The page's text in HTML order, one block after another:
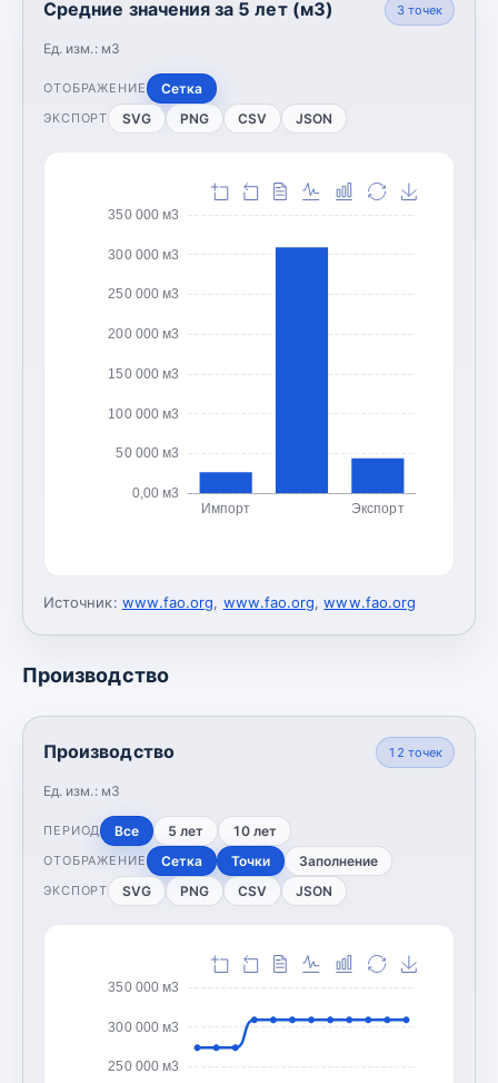
Средние значения за 5 лет (м3)
Ед. изм.: м3
3точек
ОТОБРАЖЕНИЕ Сетка
ЭКСПОРТ SVG PNG CSV JSON
0,00 м3
50 000 м3
100 000 м3
150 000 м3
200 000 м3
250 000 м3
300 000 м3
350 000 м3
Импорт Экспорт
Источник: www.fao.org, www.fao.org,www.fao.org
Производство
Производство
Ед. изм.: м3
12 точек
ПЕРИОД Все 5 лет 10 лет
ОТОБРАЖЕНИЕ Сетка Точки Заполнение
ЭКСПОРТ SVG PNG CSV JSON
250 000 м3
300 000 м3
350 000 м3